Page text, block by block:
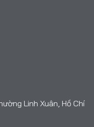
Linh Xuân, Hồ Chí